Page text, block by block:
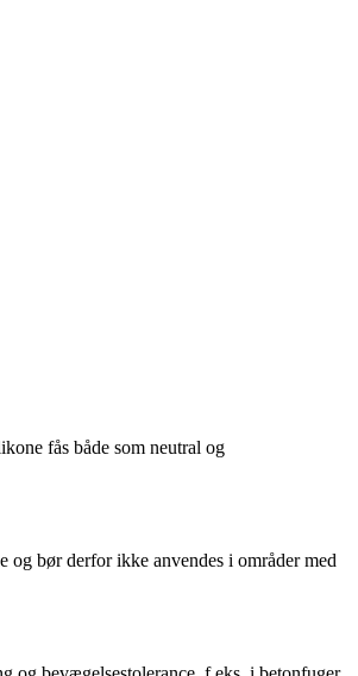
fås både som neutral og
og bør derfor ikke anvendes i områder med